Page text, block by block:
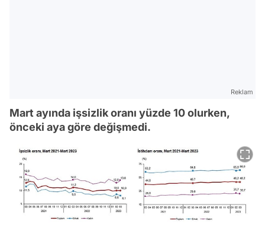
Reklam
Mart ayında işsizlik oranı yüzde 10 olurken,
önceki aya göre değişmedi.